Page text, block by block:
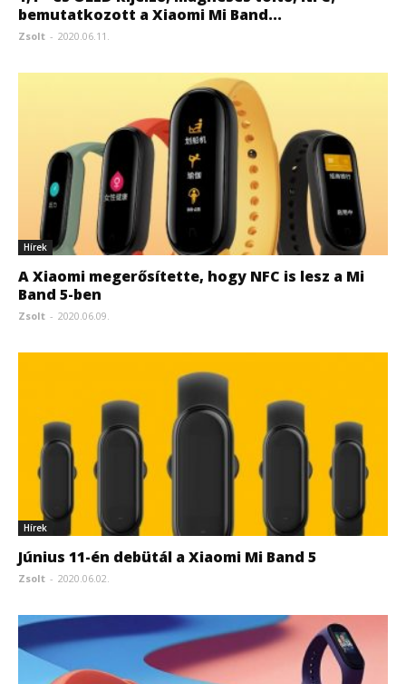
bemutatkozott a Xiaomi Mi Band...
Zsolt - 2020.06.11.
Hírek
A Xiaomi megerősítette, hogy NFC is lesz a Mi
Band 5-ben
Zsolt - 2020.06.09.
Hírek
Június 11-én debütál a Xiaomi Mi Band 5
Zsolt - 2020.06.02.